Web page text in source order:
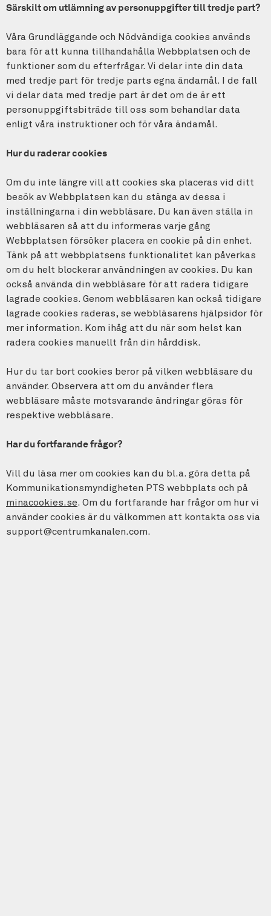
Särskilt om utlämning av personuppgifter till tredje part?
Våra Grundläggande och Nödvändiga cookies används
bara för att kunna tillhandahålla Webbplatsen och de
funktioner som du efterfrågar. Vi delar inte din data
med tredje part för tredje parts egna ändamål. I de fall
vi delar data med tredje part är det om de är ett
personuppgiftsbiträde till oss som behandlar data
enligt våra instruktioner och för våra ändamål.
Hur du raderar cookies
Om du inte längre vill att cookies ska placeras vid ditt
besök av Webbplatsen kan du stänga av dessa i
inställningarna i din webbläsare. Du kan även ställa in
webbläsaren så att du informeras varje gång
Webbplatsen försöker placera en cookie på din enhet.
Tänk på att webbplatsens funktionalitet kan påverkas
om du helt blockerar användningen av cookies. Du kan
också använda din webbläsare för att radera tidigare
lagrade cookies. Genom webbläsaren kan också tidigare
lagrade cookies raderas, se webbläsarens hjälpsidor för
mer information. Kom ihåg att du när som helst kan
radera cookies manuellt från din hårddisk.
Hur du tar bort cookies beror på vilken webbläsare du
använder. Observera att om du använder flera
webbläsare måste motsvarande ändringar göras för
respektive webbläsare.
Har du fortfarande frågor?
Vill du läsa mer om cookies kan du bl.a. göra detta på
Kommunikationsmyndigheten PTS webbplats och på
minacookies.se. Om du fortfarande har frågor om hur vi
använder cookies är du välkommen att kontakta oss via
support@centrumkanalen.com.